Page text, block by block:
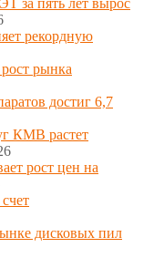
за пять лет вырос
рекордную
рынка
достиг 6,7
КМВ растет
рост цен на
дисковых пил